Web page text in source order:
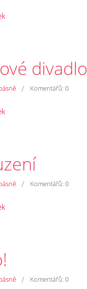
divadlo
/ Komentářů: 0
/ Komentářů: 0
/ Komentářů: 0